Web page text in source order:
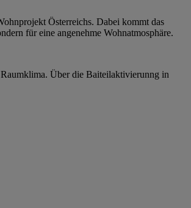
Österreichs. Dabei kommt das
für eine angenehme Wohnatmosphäre.
Raumklima. Über die Baiteilaktivierunng in